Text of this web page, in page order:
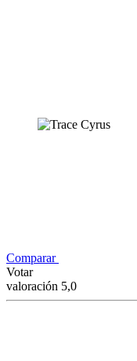
Comparar
Votar
valoración 5,0